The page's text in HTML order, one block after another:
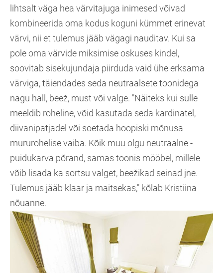
lihtsalt väga hea värvitajuga inimesed võivad
kombineerida oma kodus koguni kümmet erinevat
värvi, nii et tulemus jääb vägagi nauditav. Kui sa
pole oma värvide miksimise oskuses kindel,
soovitab sisekujundaja piirduda vaid ühe erksama
värviga, täiendades seda neutraalsete toonidega
nagu hall, beež, must või valge. "Näiteks kui sulle
meeldib roheline, võid kasutada seda kardinatel,
diivanipatjadel või soetada hoopiski mõnusa
mururohelise vaiba. Kõik muu olgu neutraalne -
puidukarva põrand, samas toonis mööbel, millele
võib lisada ka sortsu valget, beežikad seinad jne.
Tulemus jääb klaar ja maitsekas," kõlab Kristiina
nõuanne.